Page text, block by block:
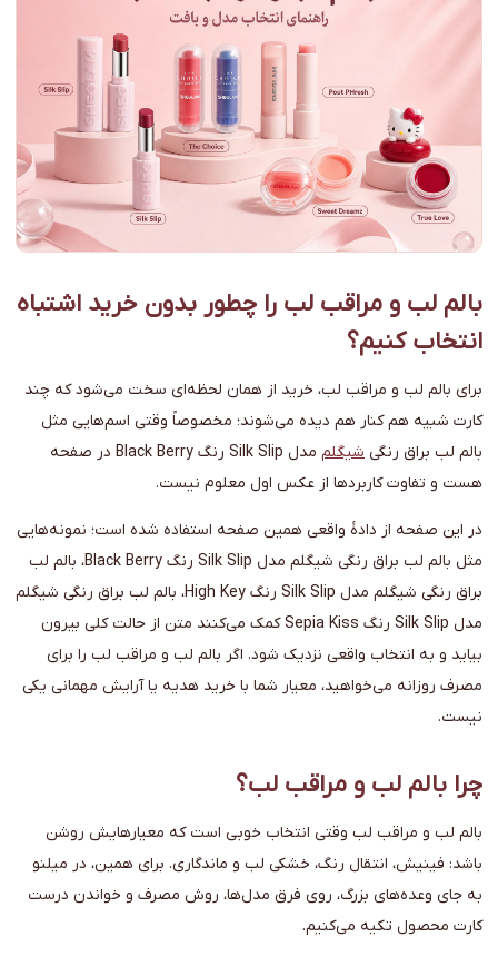
بالم لب و مراقب لب را چطور بدون خرید اشتباه
انتخاب کنیم؟
برای بالم لب و مراقب لب، خرید از همان لحظه‌ای سخت می‌شود که چند
کارت شبیه هم کنار هم دیده می‌شوند؛ مخصوصاً وقتی اسم‌هایی مثل
بالم لب براق رنگی شیگلم
مدل Silk Slip رنگ Black Berry در صفحه
هست و تفاوت کاربردها از عکس اول معلوم نیست.
در این صفحه از دادهٔ واقعی همین صفحه استفاده شده است؛ نمونه‌هایی
مثل بالم لب براق رنگی شیگلم مدل Silk Slip رنگ Black Berry، بالم لب
براق رنگی شیگلم مدل Silk Slip رنگ High Key، بالم لب براق رنگی شیگلم
مدل Silk Slip رنگ Sepia Kiss کمک می‌کنند متن از حالت کلی بیرون
بیاید و به انتخاب واقعی نزدیک شود. اگر بالم لب و مراقب لب را برای
مصرف روزانه می‌خواهید، معیار شما با خرید هدیه یا آرایش مهمانی یکی
نیست.
چرا بالم لب و مراقب لب؟
بالم لب و مراقب لب وقتی انتخاب خوبی است که معیارهایش روشن
باشد: فینیش، انتقال رنگ، خشکی لب و ماندگاری. برای همین، در میلنو
به جای وعده‌های بزرگ، روی فرق مدل‌ها، روش مصرف و خواندن درست
کارت محصول تکیه می‌کنیم.